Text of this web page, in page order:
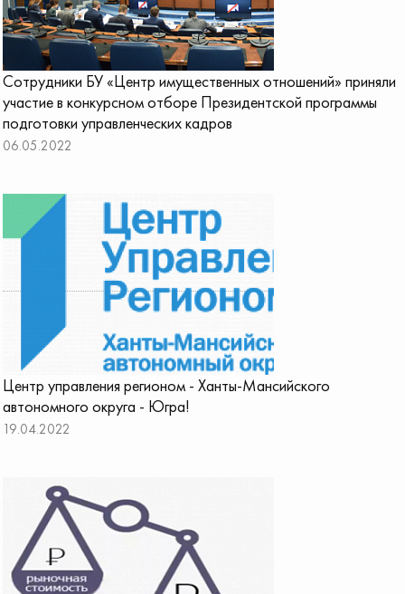
Сотрудники БУ «Центр имущественных отношений» приняли
участие в конкурсном отборе Президентской программы
подготовки управленческих кадров
06.05.2022
Центр управления регионом - Ханты-Мансийского
автономного округа - Югра!
19.04.2022